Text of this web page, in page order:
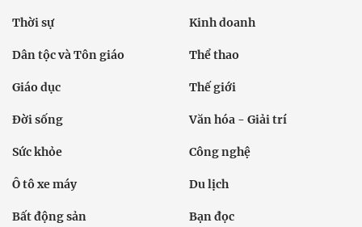
Thời sự Kinh doanh
Dân tộc và Tôn giáo Thể thao
Giáo dục Thế giới
Đời sống Văn hóa - Giải trí
Sức khỏe Công nghệ
Ô tô xe máy Du lịch
Bất động sản Bạn đọc